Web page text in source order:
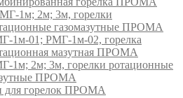
1м; 2м; 3м, горелки
газомазутные ПРОМА
1м-01; РМГ-1м-02, горелка
мазутная ПРОМА
1м; 2м; 3м, горелки ротационные
ПРОМА
для горелок ПРОМА